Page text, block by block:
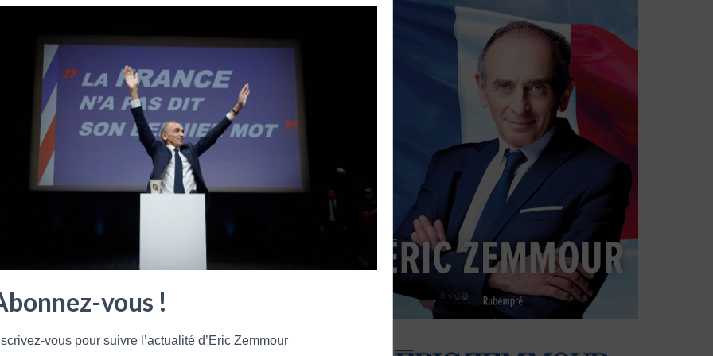
vous !
vous pour suivre l’actualité d’Eric Zemmour